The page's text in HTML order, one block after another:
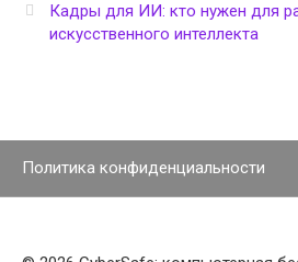
Кадры для ИИ: кто нужен для
искусственного интеллекта
Политика конфиденциальности